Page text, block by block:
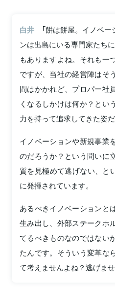
白井
「餅は餅屋。イノベ
ンは出島にいる専門家たち
もありますよね。それも一
ですが、当社の経営陣はそ
間はかかれど、プロパー社
くなるしかけは何か？とい
力を持って追求してきた姿
イノベーションや新規事業
のだろうか？という問いに
質を見極めて逃げない、と
に発揮されています。
あるべきイノベーションと
生み出し、外部ステークホ
てるべきものなのではない
たんです。そういう変革な
て考えませんよね？逃げま